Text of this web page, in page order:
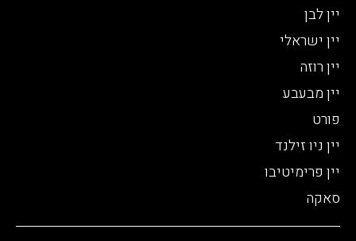
יין לבן
יין ישראלי
יין רוזה
יין מבעבע
פורט
יין ניו זילנד
יין פרימיטיבו
סאקה